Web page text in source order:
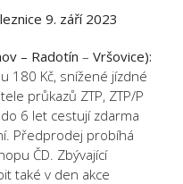
9. září 2023
– Radotín – Vršovice):
180 Kč, snížené jízdné
průkazů ZTP, ZTP/P
6 let cestují zdarma
Předprodej probíhá
ČD. Zbývající
také v den akce